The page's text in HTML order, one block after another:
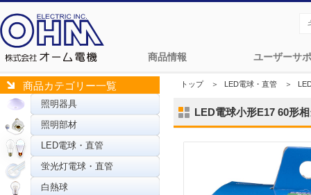
商品情報 ユーザーサ
商品カテゴリー一覧
照明器具
照明部材
LED電球・直管
蛍光灯電球・直管
白熱球
トップ＞ LED電球・直管 ＞
LED電球小形E17 60形